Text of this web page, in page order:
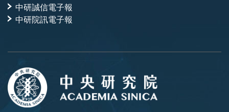
中研誠信電子報
中研院訊電子報